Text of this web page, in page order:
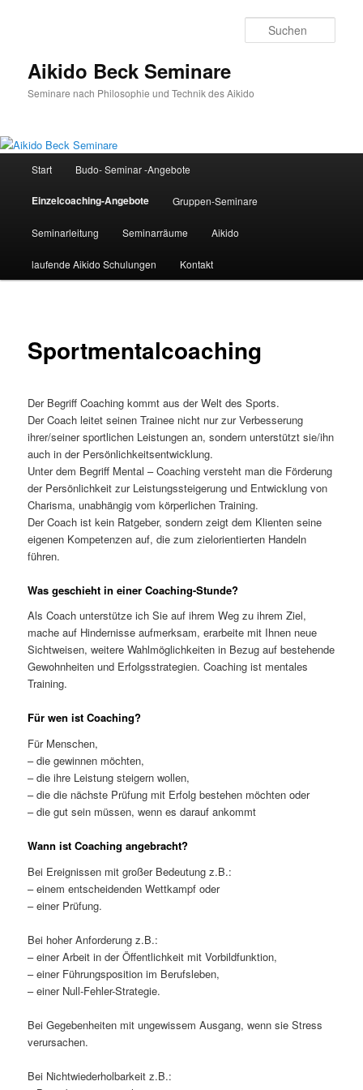
Aikido Beck Seminare
Seminare nach Philosophie und Technik des Aikido
Start Budo- Seminar -Angebote
Einzelcoaching-Angebote Gruppen-Seminare
Seminarleitung Seminarräume Aikido
laufende Aikido Schulungen Kontakt
Sportmentalcoaching
Der Begriff Coaching kommt aus der Welt des Sports.
Der Coach leitet seinen Trainee nicht nur zur Verbesserung
ihrer/seiner sportlichen Leistungen an, sondern unterstützt sie/ihn
auch in der Persönlichkeitsentwicklung.
Unter dem Begriff Mental – Coaching versteht man die Förderung
der Persönlichkeit zur Leistungssteigerung und Entwicklung von
Charisma, unabhängig vom körperlichen Training.
Der Coach ist kein Ratgeber, sondern zeigt dem Klienten seine
eigenen Kompetenzen auf, die zum zielorientierten Handeln
führen.
Was geschieht in einer Coaching-Stunde?
Als Coach unterstütze ich Sie auf ihrem Weg zu ihrem Ziel,
mache auf Hindernisse aufmerksam, erarbeite mit Ihnen neue
Sichtweisen, weitere Wahlmöglichkeiten in Bezug auf bestehende
Gewohnheiten und Erfolgsstrategien. Coaching ist mentales
Training.
Für wen ist Coaching?
Für Menschen,
– die gewinnen möchten,
– die ihre Leistung steigern wollen,
– die die nächste Prüfung mit Erfolg bestehen möchten oder
– die gut sein müssen, wenn es darauf ankommt
Wann ist Coaching angebracht?
Bei Ereignissen mit großer Bedeutung z.B.:
– einem entscheidenden Wettkampf oder
– einer Prüfung.
Bei hoher Anforderung z.B.:
– einer Arbeit in der Öffentlichkeit mit Vorbildfunktion,
– einer Führungsposition im Berufsleben,
– einer Null-Fehler-Strategie.
Bei Gegebenheiten mit ungewissem Ausgang, wenn sie Stress
verursachen.
Bei Nichtwiederholbarkeit z.B.: